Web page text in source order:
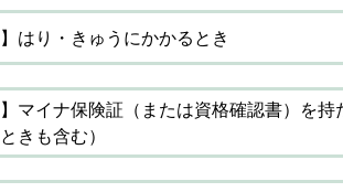
】はり・きゅうにかかるとき
】マイナ保険証（または資格確認書）を
きも含む）